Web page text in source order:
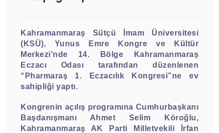
Kahramanmaraş Sütçü İmam Üniversitesi
(KSÜ), Yunus Emre Kongre ve Kültür
Merkezi’nde 14. Bölge Kahramanmaraş
Eczacı Odası tarafından düzenlenen
“Pharmaraş 1. Eczacılık Kongresi”ne ev
sahipliği yaptı.
Kongrenin açılış programına Cumhurbaşkanı
Başdanışmanı Ahmet Selim Köroğlu,
Kahramanmaraş AK Parti Milletvekili İrfan